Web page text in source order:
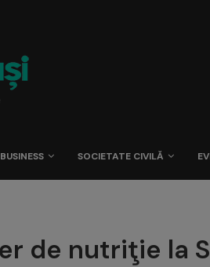
BUSINESS SOCIETATE CIVILĂ
de nutriţie la